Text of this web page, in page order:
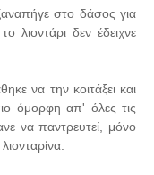
στο δάσος για
λιοντάρι δεν έδειχνε
να την κοιτάξει και
όμορφη απ' όλες τις
να παντρευτεί, μόνο